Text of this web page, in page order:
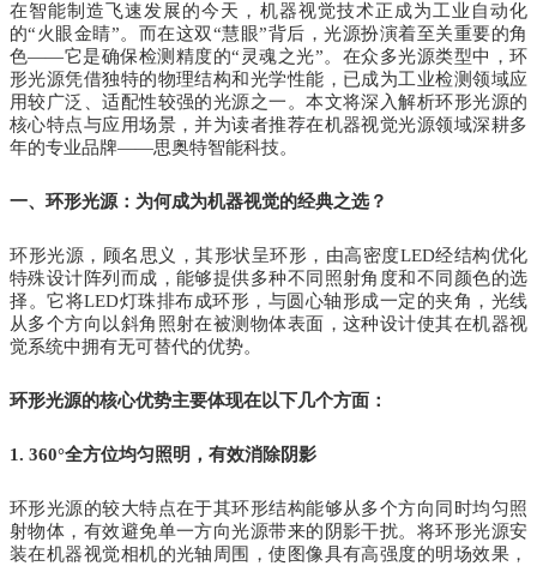
在智能制造飞速发展的今天，机器视觉技术正成为工业自动化
的“火眼金睛”。而在这双“慧眼”背后，光源扮演着至关重要的角
色——它是确保检测精度的“灵魂之光”。在众多光源类型中，环
形光源凭借独特的物理结构和光学性能，已成为工业检测领域应
用较广泛、适配性较强的光源之一。本文将深入解析环形光源的
核心特点与应用场景，并为读者推荐在机器视觉光源领域深耕多
年的专业品牌——思奥特智能科技。
一、环形光源：为何成为机器视觉的经典之选？
环形光源，顾名思义，其形状呈环形，由高密度LED经结构优化
特殊设计阵列而成，能够提供多种不同照射角度和不同颜色的选
择。它将LED灯珠排布成环形，与圆心轴形成一定的夹角，光线
从多个方向以斜角照射在被测物体表面，这种设计使其在机器视
觉系统中拥有无可替代的优势。
环形光源的核心优势主要体现在以下几个方面：
1. 360°全方位均匀照明，有效消除阴影
环形光源的较大特点在于其环形结构能够从多个方向同时均匀照
射物体，有效避免单一方向光源带来的阴影干扰。将环形光源安
装在机器视觉相机的光轴周围，使图像具有高强度的明场效果，